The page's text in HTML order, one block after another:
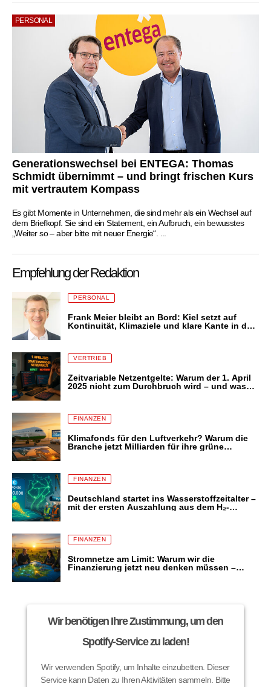
PERSONAL
Generationswechsel bei ENTEGA: Thomas
Schmidt übernimmt – und bringt frischen Kurs
mit vertrautem Kompass
Es gibt Momente in Unternehmen, die sind mehr als ein Wechsel auf
dem Briefkopf. Sie sind ein Statement, ein Aufbruch, ein bewusstes
„Weiter so – aber bitte mit neuer Energie“. ...
Empfehlung der Redaktion
PERSONAL
Frank Meier bleibt an Bord: Kiel setzt auf
Kontinuität, Klimaziele und klare Kante in der
VERTRIEB
Zeitvariable Netzentgelte: Warum der 1. April
2025 nicht zum Durchbruch wird – und was
FINANZEN
Klimafonds für den Luftverkehr? Warum die
Branche jetzt Milliarden für ihre grüne
FINANZEN
Deutschland startet ins Wasserstoffzeitalter –
mit der ersten Auszahlung aus dem H₂-
FINANZEN
Stromnetze am Limit: Warum wir die
Finanzierung jetzt neu denken müssen –
Wir benötigen Ihre Zustimmung, um den
Spotify-Service zu laden!
Wir verwenden Spotify, um Inhalte einzubetten. Dieser
Service kann Daten zu Ihren Aktivitäten sammeln. Bitte